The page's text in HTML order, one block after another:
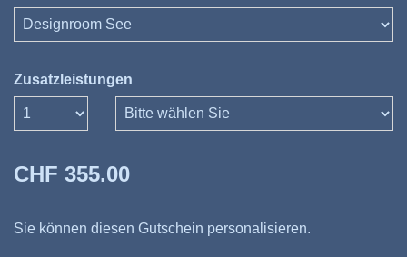
Zusatzleistungen
Anzahl
CHF 355.00
Sie können diesen Gutschein personalisieren.